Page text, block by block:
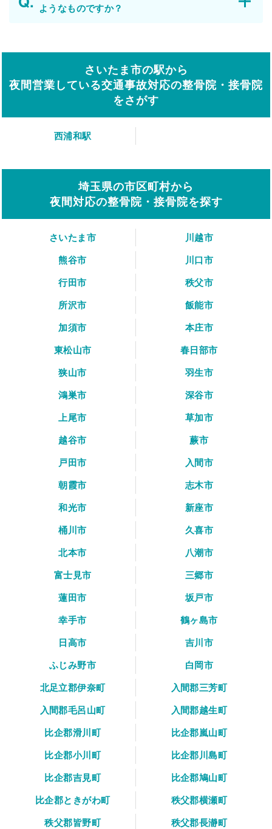
ようなものですか？
さいたま市の駅から
夜間営業している交通事故対応の整骨院・接骨院
をさがす
西浦和駅
埼玉県の市区町村から
夜間対応の整骨院・接骨院を探す
さいたま市
川越市
熊谷市
川口市
行田市
秩父市
所沢市
飯能市
加須市
本庄市
東松山市
春日部市
狭山市
羽生市
鴻巣市
深谷市
上尾市
草加市
越谷市
蕨市
戸田市
入間市
朝霞市
志木市
和光市
新座市
桶川市
久喜市
北本市
八潮市
富士見市
三郷市
蓮田市
坂戸市
幸手市
鶴ヶ島市
日高市
吉川市
ふじみ野市
白岡市
北足立郡伊奈町
入間郡三芳町
入間郡毛呂山町
入間郡越生町
比企郡滑川町
比企郡嵐山町
比企郡小川町
比企郡川島町
比企郡吉見町
比企郡鳩山町
比企郡ときがわ町
秩父郡横瀬町
秩父郡皆野町
秩父郡長瀞町